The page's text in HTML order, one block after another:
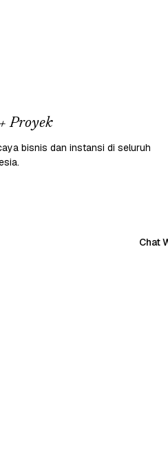
Proyek
bisnis dan instansi di seluruh
Chat